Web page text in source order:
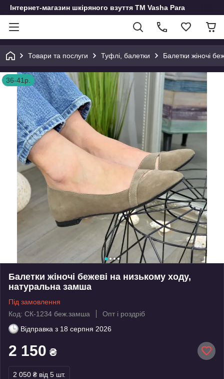
Інтернет-магазин шкіряного взуття ТМ Vasha Para
Товари та послуги Туфлі, балетки Балетки жіночі
36-41р.
Балетки жіночі бежеві на низькому ходу,
натуральна замша
Під замовлення
Код: СК-1234 беж.замша
Опт і роздріб
Відправка з 18 серпня 2026
2 150 ₴
2 050 ₴ від 5 шт.